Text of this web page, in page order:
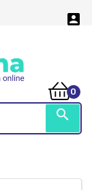

search
0